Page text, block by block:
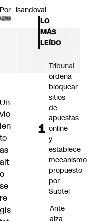
Por lsandoval
Un
vio
len
to
as
alt
o
se
re
gis
LO
MÁS
LEÍDO
Tribunal
ordena
bloquear
sitios
de
apuestas
online
y
establece
mecanismo
propuesto
por
Subtel
Ante
alza